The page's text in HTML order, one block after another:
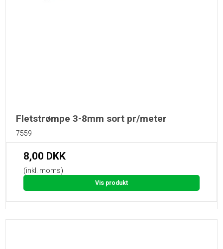
Fletstrømpe 3-8mm sort pr/meter
7559
8,00 DKK
(inkl. moms)
Vis produkt